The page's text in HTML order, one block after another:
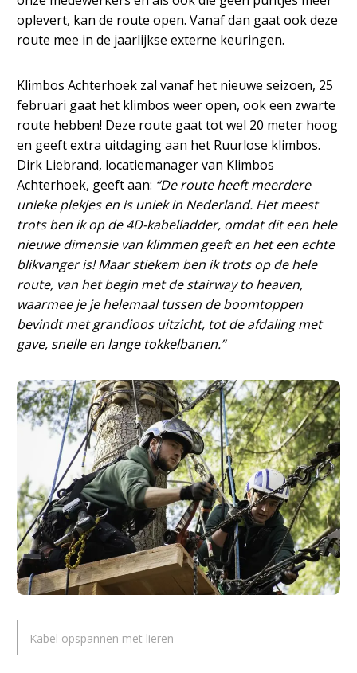
oplevert, kan de route open. Vanaf dan gaat ook deze
route mee in de jaarlijkse externe keuringen.
Klimbos Achterhoek zal vanaf het nieuwe seizoen, 25
februari gaat het klimbos weer open, ook een zwarte
route hebben! Deze route gaat tot wel 20 meter hoog
en geeft extra uitdaging aan het Ruurlose klimbos.
Dirk Liebrand, locatiemanager van Klimbos
Achterhoek, geeft aan: “De route heeft meerdere
unieke plekjes en is uniek in Nederland. Het meest
trots ben ik op de 4D-kabelladder, omdat dit een hele
nieuwe dimensie van klimmen geeft en het een echte
blikvanger is! Maar stiekem ben ik trots op de hele
route, van het begin met de stairway to heaven,
waarmee je je helemaal tussen de boomtoppen
bevindt met grandioos uitzicht, tot de afdaling met
gave, snelle en lange tokkelbanen.”
Kabel opspannen met lieren